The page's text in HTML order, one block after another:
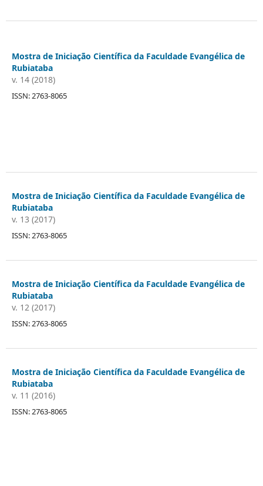
Mostra de Iniciação Científica da Faculdade Evangélica de
Rubiataba
v. 14 (2018)
ISSN: 2763-8065
Mostra de Iniciação Científica da Faculdade Evangélica de
Rubiataba
v. 13 (2017)
ISSN: 2763-8065
Mostra de Iniciação Científica da Faculdade Evangélica de
Rubiataba
v. 12 (2017)
ISSN: 2763-8065
Mostra de Iniciação Científica da Faculdade Evangélica de
Rubiataba
v. 11 (2016)
ISSN: 2763-8065